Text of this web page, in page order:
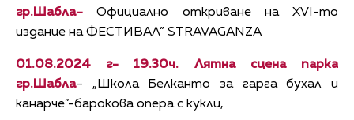
гр.Шабла– Официално откриване на XVI-то
издание на ФЕСТИВАЛ” STRAVAGANZA
01.08.2024 г- 19.30ч. Лятна сцена парка
гр.Шабла– „Школа Белканто за гарга бухал и
канарче”-барокова опера с кукли,